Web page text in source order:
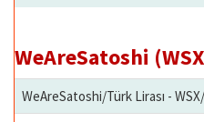
WeAreSatoshi
WeAreSatoshi/Türk Lirası -